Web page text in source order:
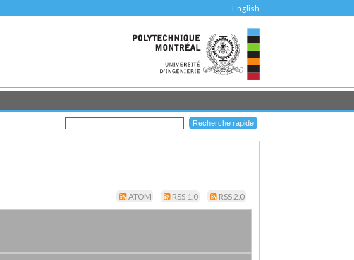
English
ATOM RSS 1.0 RSS 2.0